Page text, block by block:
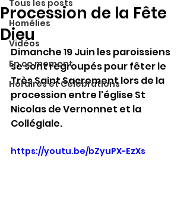
Tous les posts
Homélies
Vidéos
En ce moment
Horaires et Célébrations
Procession de la Fête
Dieu
Dimanche 19 Juin les paroissiens
se sont regroupés pour fêter le
Très Saint Sacrement lors de la
procession entre l'église St
Nicolas de Vernonnet et la
Collégiale.
https://youtu.be/bZyuPX-EzXs